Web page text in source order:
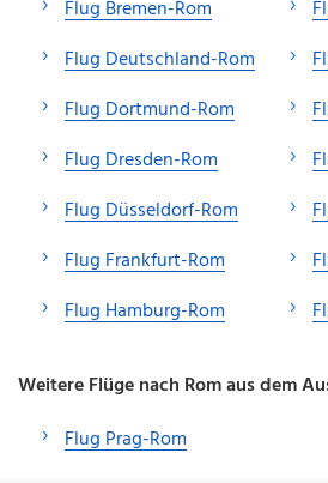
Flug Bremen-Rom
Flug Deutschland-Rom
Flug Dortmund-Rom
Flug Dresden-Rom
Flug Düsseldorf-Rom
Flug Frankfurt-Rom
Flug Hamburg-Rom
Weitere Flüge nach Rom aus dem
Flug Prag-Rom